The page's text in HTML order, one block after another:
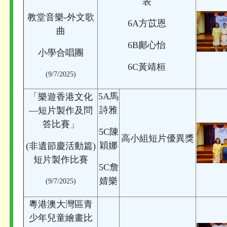
教堂音樂-外文歌
曲
小學合唱團
(9/7/2025)
6A方苡恩
6B鄺心怡
6C黃靖桓
「樂遊香港文化
—短片製作及問
答比賽」
(非遺節慶活動篇)
短片製作比賽
(9/7/2025)
5A馬
詩雅
5C陳
穎娜
5C詹
婧樂
高小組短片優異獎
粵港澳大灣區青
少年兒童繪畫比